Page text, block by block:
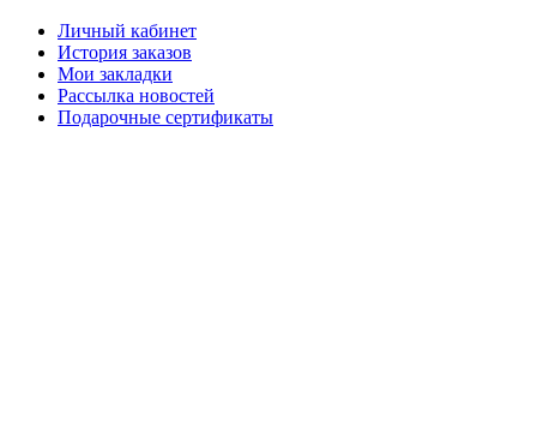
Личный кабинет
История заказов
Мои закладки
Рассылка новостей
Подарочные сертификаты